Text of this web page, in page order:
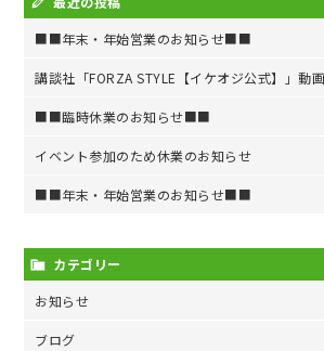
■■年末・年始営業のお知らせ■■
講談社「FORZA STYLE【イケオジ公式】」動
■■臨時休業のお知らせ■■
イベント参加のため休業のお知らせ
■■年末・年始営業のお知らせ■■
カテゴリー
お知らせ
ブログ